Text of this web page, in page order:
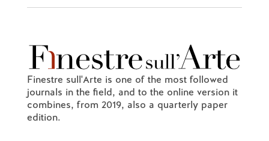
Finestre sull'Arte is one of the most followed
journals in the field, and to the online version it
combines, from 2019, also a quarterly paper
edition.